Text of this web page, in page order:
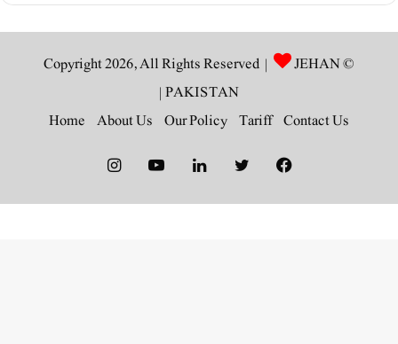
© Copyright 2026, All Rights Reserved |
JEHAN
PAKISTAN
|
Contact Us
Tariff
Our Policy
About Us
Home
Facebook
Twitter
LinkedIn
YouTube
Instagram